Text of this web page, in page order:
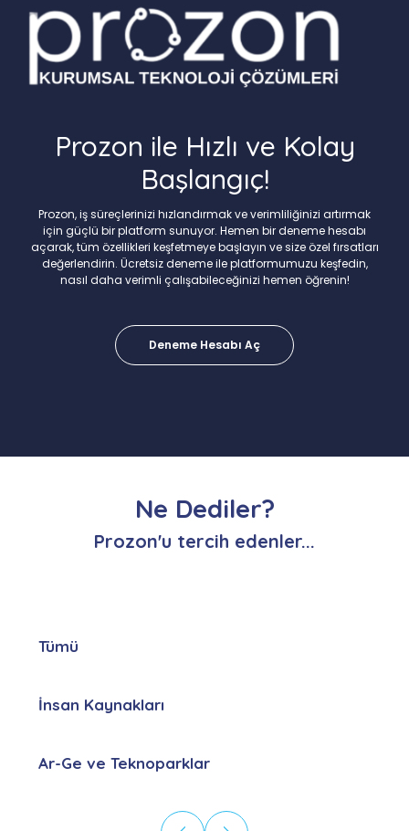
Prozon ile Hızlı ve Kolay
Başlangıç!
Prozon, iş süreçlerinizi hızlandırmak ve verimliliğinizi artırmak
için güçlü bir platform sunuyor. Hemen bir deneme hesabı
açarak, tüm özellikleri keşfetmeye başlayın ve size özel fırsatları
değerlendirin. Ücretsiz deneme ile platformumuzu keşfedin,
nasıl daha verimli çalışabileceğinizi hemen öğrenin!
Deneme Hesabı Aç
Ne Dediler?
Prozon'u tercih edenler...
Tümü
İnsan Kaynakları
Ar-Ge ve Teknoparklar